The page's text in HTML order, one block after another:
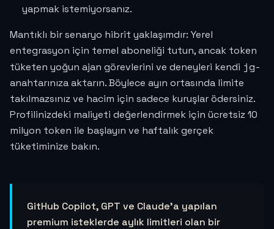
yapmak istemiyorsanız.
Mantıklı bir senaryo hibrit yaklaşımdır: Yerel
entegrasyon için temel aboneliği tutun, ancak token
tüketen yoğun ajan görevlerini ve deneyleri kendi jg-
anahtarınıza aktarın. Böylece ayın ortasında limite
takılmazsınız ve hacim için sadece kuruşlar ödersiniz.
Profilinizdeki maliyeti değerlendirmek için ücretsiz 10
milyon token ile başlayın ve haftalık gerçek
tüketiminize bakın.
GitHub Copilot, GPT ve Claude'a yapılan
premium isteklerde aylık limitleri olan bir